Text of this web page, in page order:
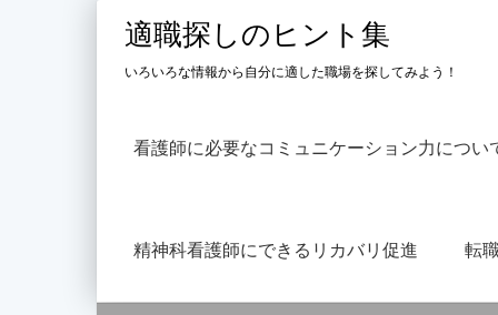
to
content
適職探しのヒント集
いろいろな情報から自分に適した職場を探してみよう！
看護師に必要なコミュニケーション力につい
精神科看護師にできるリカバリ促進 転